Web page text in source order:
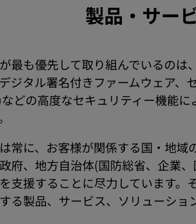
製品・サー
最も優先して取り組んでいるの
ジタル署名付きファームウェア
どの高度なセキュリティー機能
常に、お客様が関係する国・地
府、地方自治体(国防総省、企業
支援することに尽力しています
る製品、サービス、ソリューショ